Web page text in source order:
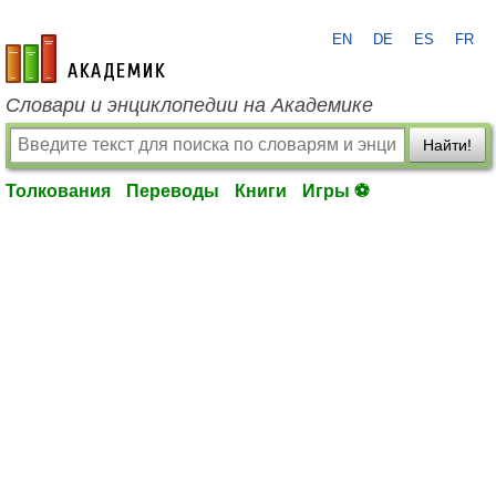
academic.ru
EN DE ES FR
Словари и энциклопедии на Академике
Найти!
Толкования Переводы Книги Игры ⚽